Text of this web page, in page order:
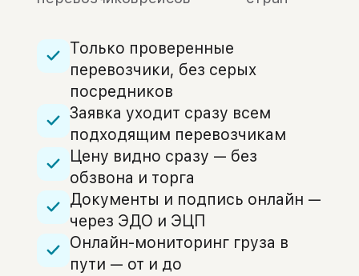
Только проверенные
перевозчики, без серых
посредников
Заявка уходит сразу всем
подходящим перевозчикам
Цену видно сразу — без
обзвона и торга
Документы и подпись онлайн —
через ЭДО и ЭЦП
Онлайн-мониторинг груза в
пути — от и до